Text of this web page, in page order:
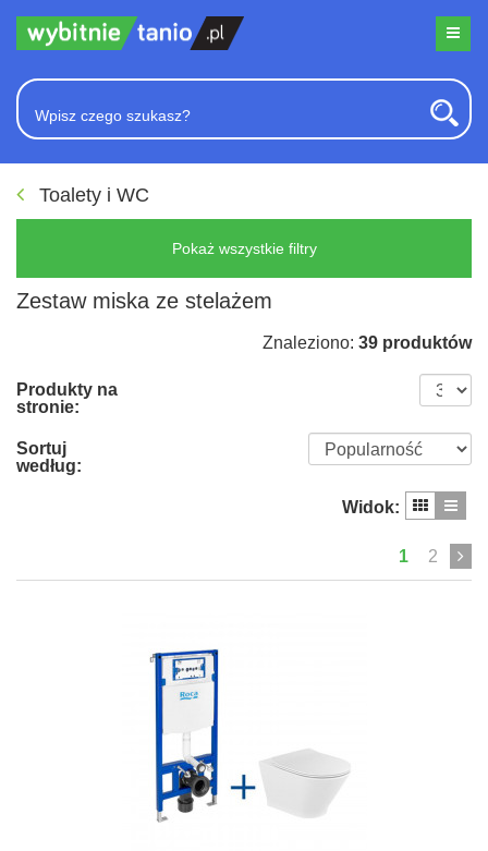
Toalety i WC
Pokaż wszystkie filtry
Zestaw miska ze stelażem
Znaleziono: 39 produktów
Produkty na
stronie:
Sortuj
według:
Widok:
1 2